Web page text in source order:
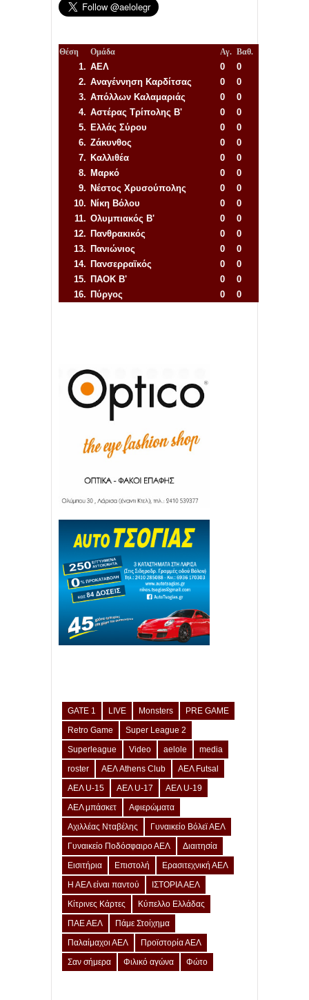
Θέση Ομάδα Αγ. Βαθ.
1. ΑΕΛ 0
0
2. Αναγέννηση Καρδίτσας 0
0
3. Απόλλων Καλαμαριάς 0
0
4. Αστέρας Τρίπολης Β' 0
0
5. Ελλάς Σύρου 0
0
6. Ζάκυνθος 0
0
7. Καλλιθέα 0
0
8. Μαρκό 0
0
9. Νέστος Χρυσούπολης 0
0
10. Νίκη Βόλου 0
0
11. Ολυμπιακός Β' 0
0
12. Πανθρακικός 0
0
13. Πανιώνιος 0
0
14. Πανσερραϊκός 0
0
15. ΠΑΟΚ Β' 0
0
16. Πύργος 0
0
GATE 1 LIVE Monsters
PRE GAME
Retro Game
Super League 2
Superleague
Video aelole
media
roster
ΑΕΛ Athens Club
ΑΕΛ Futsal
ΑΕΛ U-15
ΑΕΛ U-17
ΑΕΛ U-19
ΑΕΛ μπάσκετ
Αφιερώματα
Αχιλλέας Νταβέλης
Γυναικείο Βόλεϊ ΑΕΛ
Γυναικείο Ποδόσφαιρο ΑΕΛ
Διαιτησία
Εισιτήρια
Επιστολή
Ερασιτεχνική ΑΕΛ
Η ΑΕΛ είναι παντού
ΙΣΤΟΡΙΑ ΑΕΛ
Κίτρινες Κάρτες
Κύπελλο Ελλάδας
ΠΑΕ ΑΕΛ
Πάμε Στοίχημα
Παλαίμαχοι ΑΕΛ
Προϊστορία ΑΕΛ
Σαν σήμερα
Φιλικό αγώνα Φώτο